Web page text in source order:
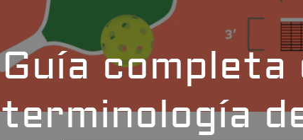
Guía completa
terminología